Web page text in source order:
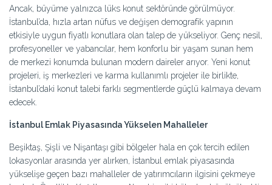
Ancak, büyüme yalnızca lüks konut sektöründe görülmüyor.
İstanbul’da, hızla artan nüfus ve değişen demografik yapının
etkisiyle uygun fiyatlı konutlara olan talep de yükseliyor. Genç nesil,
profesyoneller ve yabancılar, hem konforlu bir yaşam sunan hem
de merkezi konumda bulunan modern daireler arıyor. Yeni konut
projeleri, iş merkezleri ve karma kullanımlı projeler ile birlikte,
İstanbul’daki konut talebi farklı segmentlerde güçlü kalmaya devam
edecek.
İstanbul Emlak Piyasasında Yükselen Mahalleler
Beşiktaş, Şişli ve Nişantaşı gibi bölgeler hala en çok tercih edilen
lokasyonlar arasında yer alırken, İstanbul emlak piyasasında
yükselişe geçen bazı mahalleler de yatırımcıların ilgisini çekmeye